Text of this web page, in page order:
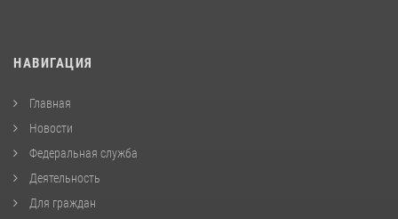
НАВИГАЦИЯ
Главная
Новости
Федеральная служба
Деятельность
Для граждан